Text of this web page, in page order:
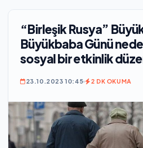
“Birleşik Rusya”
Büyükbaba Günü
sosyal bir etkinlik
23.10.2023 10:45 2 DK OKUMA